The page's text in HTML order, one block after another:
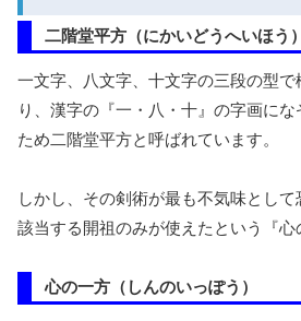
二階堂平方（にかいどうへいほう）
一文字、八文字、十文字の三段の型
り、漢字の『一・八・十』の字画に
ため二階堂平方と呼ばれています。
しかし、その剣術が最も不気味とし
該当する開祖のみが使えたという『心
心の一方（しんのいっぽう）